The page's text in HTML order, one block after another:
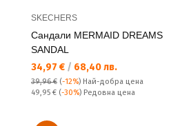
SKECHERS
Сандали MERMAID DREAMS
SANDAL
Текуща цена:
34,97 € / 68,40 лв.
39,96 € (-12%) Най-добра цена
Редовна цена:
49,95 € (-30%) Редовна цена